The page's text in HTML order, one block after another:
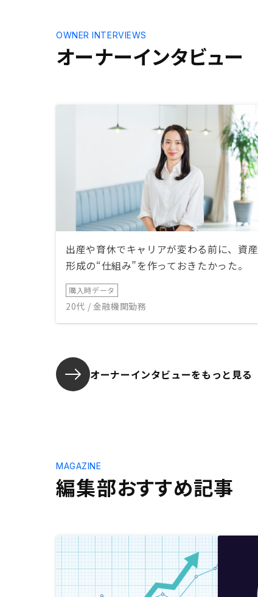
オーナーインタビュー
OWNER INTERVIEWS
出産や育休でキャリアが変わる前に、資産
形成の“仕組み”を作っておきたかった。
購入時データ
20代 / 金融機関勤務
オーナーインタビューをもっと見る
編集部おすすめ記事
MAGAZINE